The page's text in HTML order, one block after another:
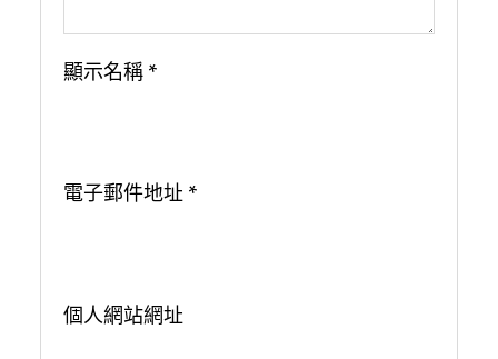
顯示名稱 *
電子郵件地址 *
個人網站網址